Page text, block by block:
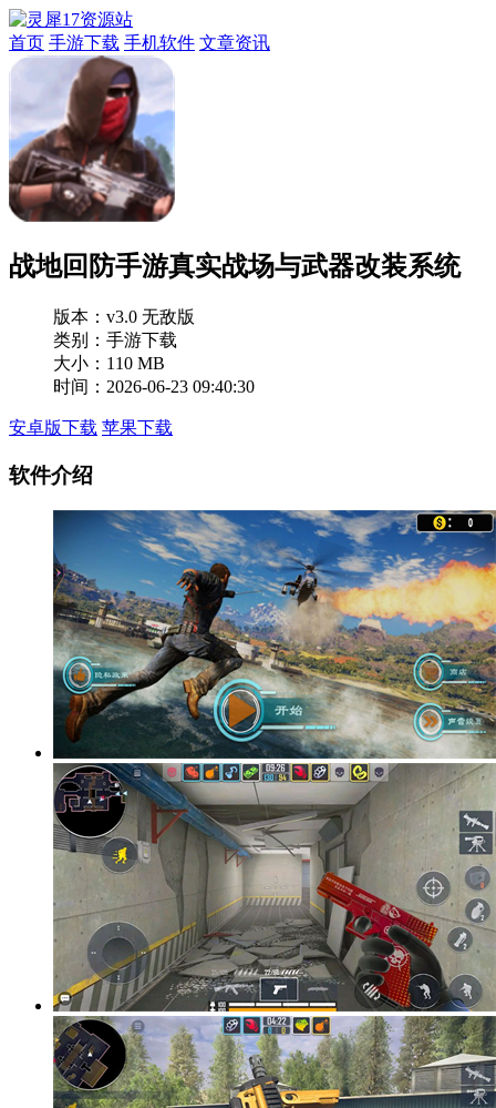
首页 手游下载 手机软件 文章资讯
战地回防手游真实战场与武器改装系统
版本： v3.0 无敌版
类别：手游下载
大小：110 MB
时间：2026-06-23 09:40:30
安卓版下载 苹果下载
软件介绍